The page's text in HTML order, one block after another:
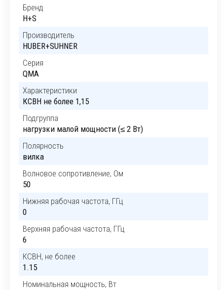
Бренд
H+S
Производитель
HUBER+SUHNER
Серия
QMA
Характеристики
КСВН не более 1,15
Подгруппа
нагрузки малой мощности (≤ 2 Вт)
Полярность
вилка
Волновое сопротивление, Ом
50
Нижняя рабочая частота, ГГц
0
Верхняя рабочая частота, ГГц
6
КСВН, не более
1.15
Номинальная мощность, Вт